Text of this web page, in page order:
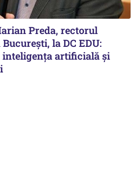
Preda, rectorul
la DC EDU:
inteligența artificială și